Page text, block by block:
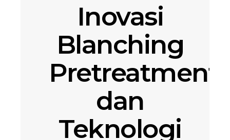
Inovasi
Blanching
Pretreatment
dan
Teknologi